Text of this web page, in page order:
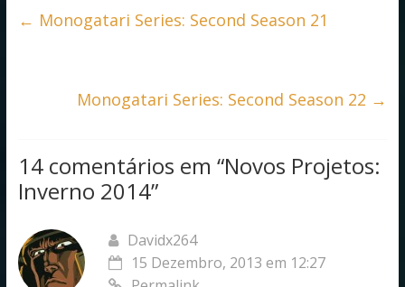
b
k
er s
p
e
← Monogatari Series: Second Season 21
Monogatari Series: Second Season 22 →
14 comentários em “Novos Projetos:
Inverno 2014”
Davidx264
15 Dezembro, 2013 em 12:27